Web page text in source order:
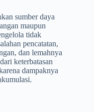
sumber daya
maupun
tidak
pencatatan,
dan lemahnya
keterbatasan
dampaknya